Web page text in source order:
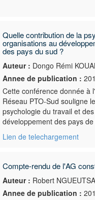
Quelle contribution de la
organisations au
des pays du sud ?
Auteur : Dongo Rémi
Annee de publication :
Cette conférence donnée à
Réseau PTO-Sud souligne
psychologie du travail et
développement des pays
Lien de telechargement
Compte-rendu de l'AG
Auteur : Robert NGUEUTSA
Annee de publication :